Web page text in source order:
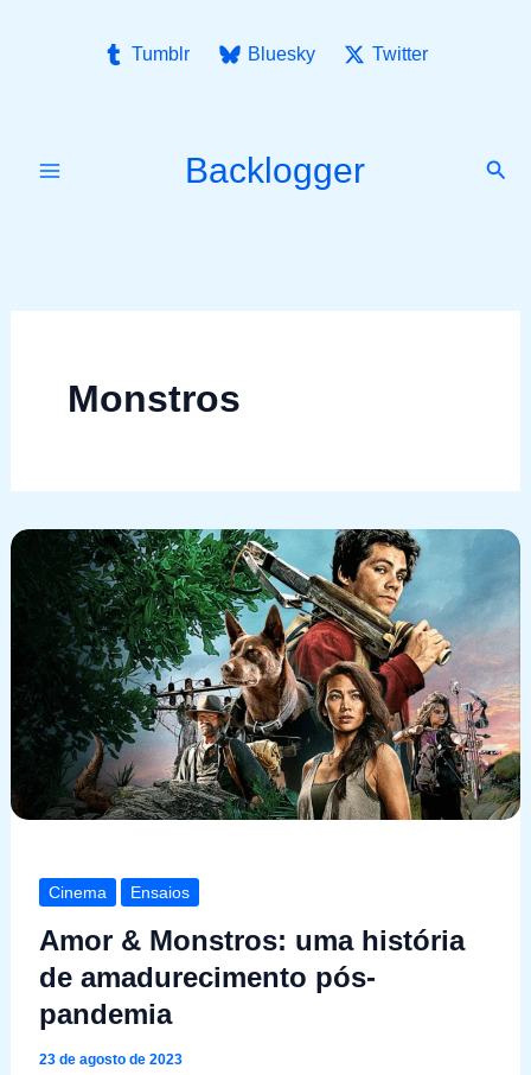
Tumblr Bluesky Twitter
Backlogger
Monstros
Cinema Ensaios
Amor & Monstros: uma história
de amadurecimento pós-
pandemia
23 de agosto de 2023